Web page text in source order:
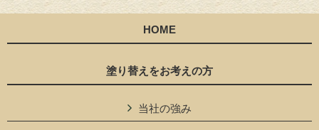
HOME
塗り替えをお考えの方
当社の強み